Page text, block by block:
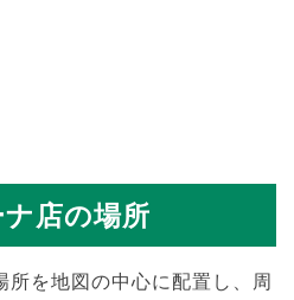
店の場所
を地図の中心に配置し、周